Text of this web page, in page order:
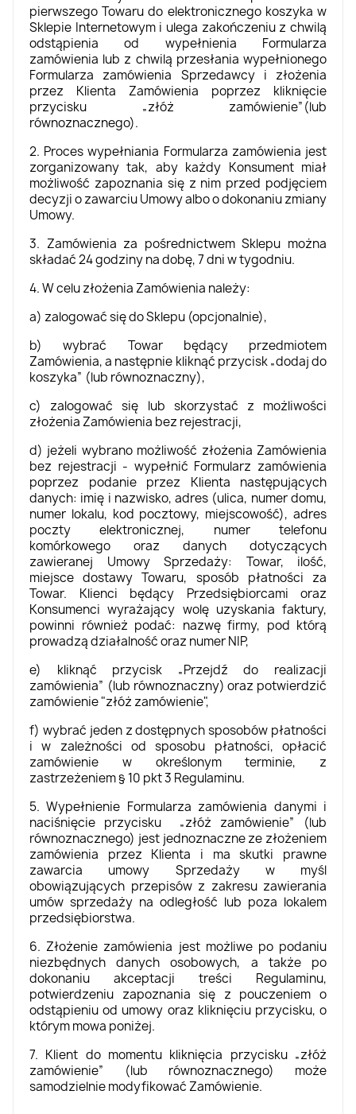
pierwszego Towaru do elektronicznego koszyka w
Sklepie Internetowym i ulega zakończeniu z chwilą
odstąpienia od wypełnienia Formularza
zamówienia lub z chwilą przesłania wypełnionego
Formularza zamówienia Sprzedawcy i złożenia
przez Klienta Zamówienia poprzez kliknięcie
przycisku „złóż zamówienie”(lub
równoznacznego).
2. Proces wypełniania Formularza zamówienia jest
zorganizowany tak, aby każdy Konsument miał
możliwość zapoznania się z nim przed podjęciem
decyzji o zawarciu Umowy albo o dokonaniu zmiany
Umowy.
3. Zamówienia za pośrednictwem Sklepu można
składać 24 godziny na dobę, 7 dni w tygodniu.
4. W celu złożenia Zamówienia należy:
a) zalogować się do Sklepu (opcjonalnie),
b) wybrać Towar będący przedmiotem
Zamówienia, a następnie kliknąć przycisk „dodaj do
koszyka” (lub równoznaczny),
c) zalogować się lub skorzystać z możliwości
złożenia Zamówienia bez rejestracji,
d) jeżeli wybrano możliwość złożenia Zamówienia
bez rejestracji - wypełnić Formularz zamówienia
poprzez podanie przez Klienta następujących
danych: imię i nazwisko, adres (ulica, numer domu,
numer lokalu, kod pocztowy, miejscowość), adres
poczty elektronicznej, numer telefonu
komórkowego oraz danych dotyczących
zawieranej Umowy Sprzedaży: Towar, ilość,
miejsce dostawy Towaru, sposób płatności za
Towar. Klienci będący Przedsiębiorcami oraz
Konsumenci wyrażający wolę uzyskania faktury,
powinni również podać: nazwę firmy, pod którą
prowadzą działalność oraz numer NIP,
e) kliknąć przycisk „Przejdź do realizacji
zamówienia” (lub równoznaczny) oraz potwierdzić
zamówienie "złóż zamówienie",
f) wybrać jeden z dostępnych sposobów płatności
i w zależności od sposobu płatności, opłacić
zamówienie w określonym terminie, z
zastrzeżeniem § 10 pkt 3 Regulaminu.
5. Wypełnienie Formularza zamówienia danymi i
naciśnięcie przycisku „złóż zamówienie” (lub
równoznacznego) jest jednoznaczne ze złożeniem
zamówienia przez Klienta i ma skutki prawne
zawarcia umowy Sprzedaży w myśl
obowiązujących przepisów z zakresu zawierania
umów sprzedaży na odległość lub poza lokalem
przedsiębiorstwa.
6. Złożenie zamówienia jest możliwe po podaniu
niezbędnych danych osobowych, a także po
dokonaniu akceptacji treści Regulaminu,
potwierdzeniu zapoznania się z pouczeniem o
odstąpieniu od umowy oraz kliknięciu przycisku, o
którym mowa poniżej.
7. Klient do momentu kliknięcia przycisku „złóż
zamówienie” (lub równoznacznego) może
samodzielnie modyfikować Zamówienie.